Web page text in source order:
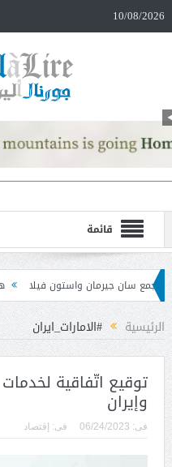
10/08/2026
قائمة
هل تتجاوز عوائد صلاح من
الرئيسية #الامارات_ايران
توقيع اتّفاقية
وإيران
فى: 06/24/2023 فى: إقتصاد